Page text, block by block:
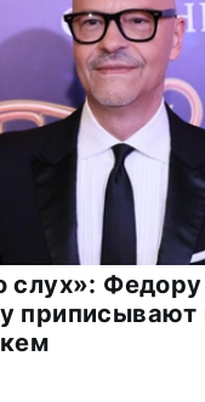
слух»: Федору
приписывают